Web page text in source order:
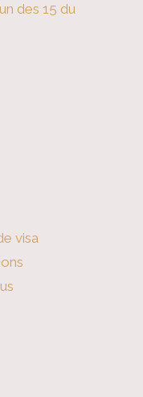
des 15 du
visa